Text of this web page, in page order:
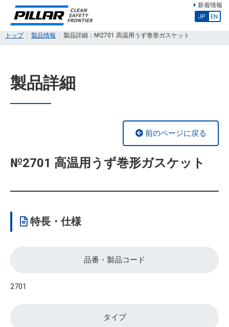
新着情報
JP EN
トップ 製品情報 製品詳細：№2701 高温用うず巻形ガスケット
製品詳細
前のページに戻る
№2701 高温用うず巻形ガスケット
特長・仕様
品番・製品コード
2701
タイプ